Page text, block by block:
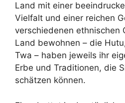
Land mit einer
Vielfalt und einer reichen
verschiedenen ethnischen
Land bewohnen – die
Twa – haben jeweils ihr
Erbe und Traditionen, die
schätzen können.